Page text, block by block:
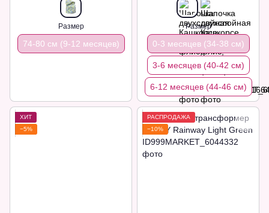
Размер
74-80 см (9-12 месяцев)
Размер
0-3 месяцев (34-38 см)
3-6 месяцев (40-42 см)
6-12 месяцев (44-46 см)
ХИТ
−5%
РАСПРОДАЖА
−10%